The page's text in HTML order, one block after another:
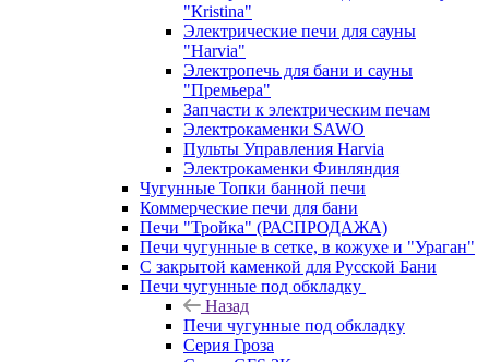
"Кristina"
Электрические печи для сауны
"Harvia"
Электропечь для бани и сауны
"Премьера"
Запчасти к электрическим печам
Электрокаменки SAWO
Пульты Управления Harvia
Электрокаменки Финляндия
Чугунные Топки банной печи
Коммерческие печи для бани
Печи "Тройка" (РАСПРОДАЖА)
Печи чугунные в сетке, в кожухе и "Ураган"
С закрытой каменкой для Русской Бани
Печи чугунные под обкладку
Назад
Печи чугунные под обкладку
Серия Гроза